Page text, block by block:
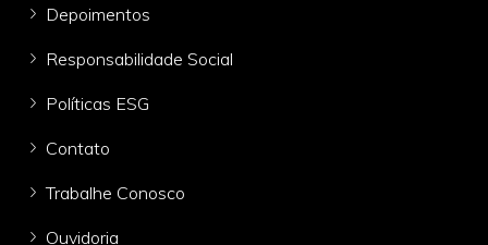
Depoimentos
Responsabilidade Social
Políticas ESG
Contato
Trabalhe Conosco
Ouvidoria